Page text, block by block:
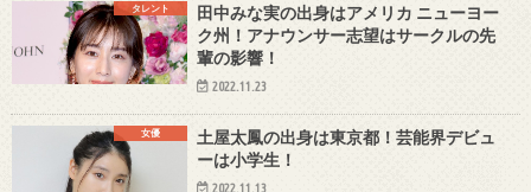
タレント
田中みな実の出身はアメリカ ニューヨー
ク州！アナウンサー志望はサークルの先
輩の影響！
2022.11.23
女優
土屋太鳳の出身は東京都！芸能界デビュ
ーは小学生！
2022.11.13